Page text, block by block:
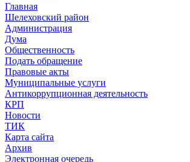
Главная
Шелеховский район
Администрация
Дума
Общественность
Подать обращение
Правовые акты
Муниципальные услуги
Антикоррупционная деятельность
КРП
Новости
ТИК
Карта сайта
Архив
Электронная очередь